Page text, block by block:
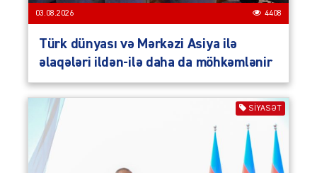
03.08.2026 4408
Türk dünyası və Mərkəzi Asiya ilə
əlaqələri ildən-ilə daha da möhkəmlənir
SIYASƏT